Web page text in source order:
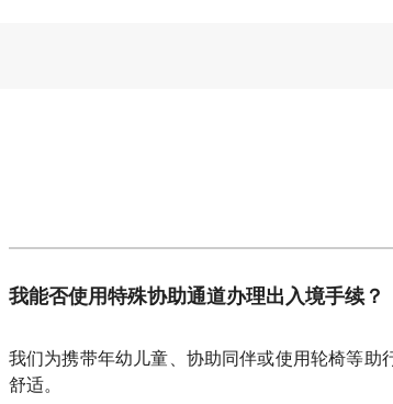
我能否使用特殊协助通道办理出入境手续？
我们为携带年幼儿童、协助同伴或使用轮椅等
舒适。